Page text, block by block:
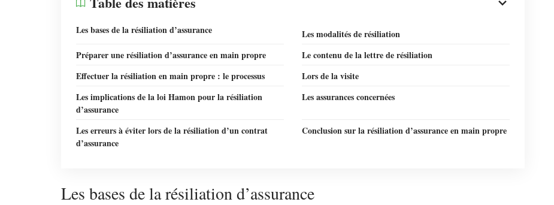
Les bases de la résiliation d’assurance
Les modalités de résiliation
Préparer une résiliation d’assurance en main propre
Le contenu de la lettre de résiliation
Effectuer la résiliation en main propre : le processus
Lors de la visite
Les implications de la loi Hamon pour la résiliation
d’assurance
Les assurances concernées
Les erreurs à éviter lors de la résiliation d’un contrat
d’assurance
Conclusion sur la résiliation d’assurance en main propre
Les bases de la résiliation d’assurance